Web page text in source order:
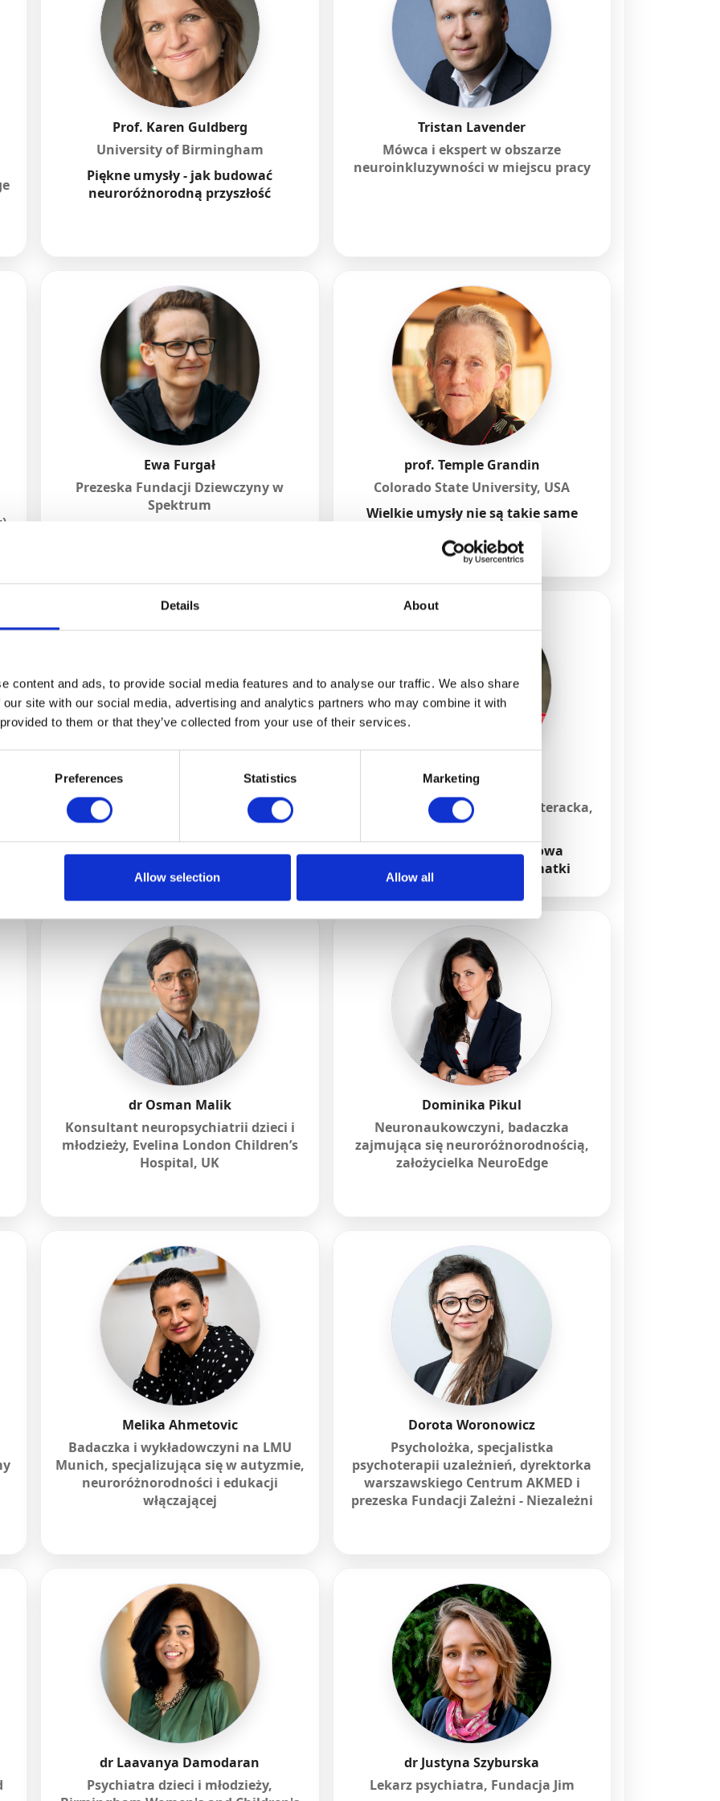
Details About
content and ads, to provide social media features and to analyse our traffic. We also share
site with our social media, advertising and analytics partners who may combine it with
to them or that they’ve collected from your use of their services.
Preferences Statistics Marketing
Allow selection Allow all
Prof. Karen Guldberg
University of Birmingham
Piękne umysły - jak budować
neuroróżnorodną przyszłość
Tristan Lavender
Mówca i ekspert w obszarze
neuroinkluzywności w miejscu pracy
Ewa Furgał
Prezeska Fundacji Dziewczyny w
Spektrum
prof. Temple Grandin
Colorado State University, USA
Wielkie umysły nie są takie same
Autystyczna psycholożka, mówczyni i
Eliza Kącka
Pisarka, eseistka, krytyczka literacka,
literaturoznawczyni
Inny sposób myślenia, nowa
wrażliwość. Świadectwo matki
dr Osman Malik
Konsultant neuropsychiatrii dzieci i
młodzieży, Evelina London Children’s
Hospital, UK
Dominika Pikul
Neuronaukowczyni, badaczka
zajmująca się neuroróżnorodnością,
założycielka NeuroEdge
Melika Ahmetovic
Badaczka i wykładowczyni na LMU
Munich, specjalizująca się w autyzmie,
neuroróżnorodności i edukacji
włączającej
Dorota Woronowicz
Psycholożka, specjalistka
psychoterapii uzależnień, dyrektorka
warszawskiego Centrum AKMED i
prezeska Fundacji Zależni - Niezależni
dr Laavanya Damodaran
Psychiatra dzieci i młodzieży,
dr Justyna Szyburska
Lekarz psychiatra, Fundacja Jim